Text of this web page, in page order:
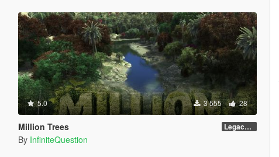
5.0 3 555 28
Million Trees Legacy 1.0
By InfiniteQuestion